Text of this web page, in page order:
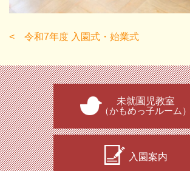
令和7年度 入園式・始業式
未就園児教室
（かもめっ子ルーム）
入園案内